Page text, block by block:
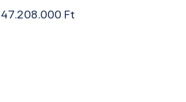
47.208.000 Ft